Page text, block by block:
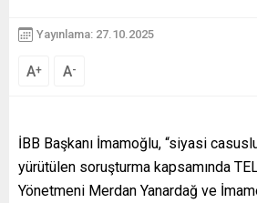
Yayınlama: 27.10.2025
A+ A-
İBB Başkanı İmamoğlu, “siyasi
yürütülen soruşturma kapsamında
Yönetmeni Merdan Yanardağ ve